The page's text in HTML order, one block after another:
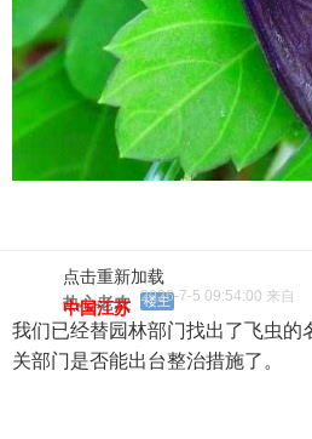
点击重新加载
热心老农 楼主
2026-7-5 09:54:00 来自
中国江苏
我们已经替园林部门找出了飞虫的
关部门是否能出台整治措施了。